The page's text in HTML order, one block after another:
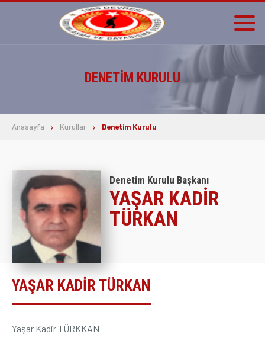
DERNEĞİMİZDEN
KAYBETTİKLERİMİZ
MULTİMEDYA
İLETİŞİM
Bağış Yap
ÜYELİK İŞLEMLERİ
DENETIM KURULU
Anasayfa Kurullar Denetim Kurulu
Denetim Kurulu Başkanı
YAŞAR KADIR
TÜRKAN
YAŞAR KADIR TÜRKAN
Yaşar Kadir TÜRKKAN